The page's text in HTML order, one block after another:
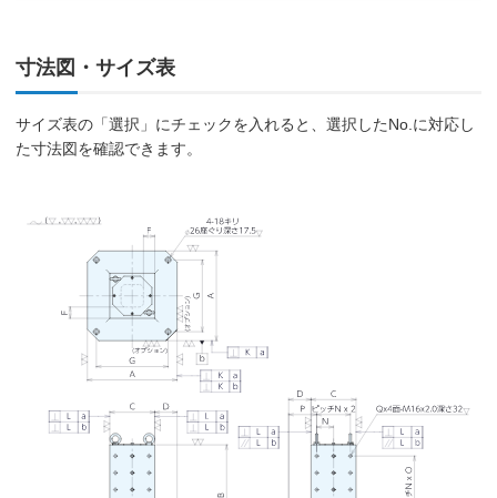
寸法図・サイズ表
サイズ表の「選択」にチェックを入れると、選択したNo.に対応し
た寸法図を確認できます。